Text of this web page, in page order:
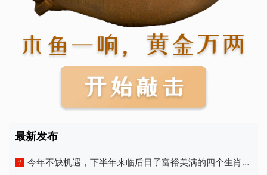
最新发布
1
今年不缺机遇，下半年来临后日子富裕美满的四个生肖，